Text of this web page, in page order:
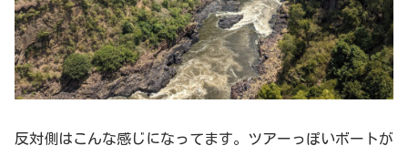
反対側はこんな感じになってます。ツアーっぽいボートが